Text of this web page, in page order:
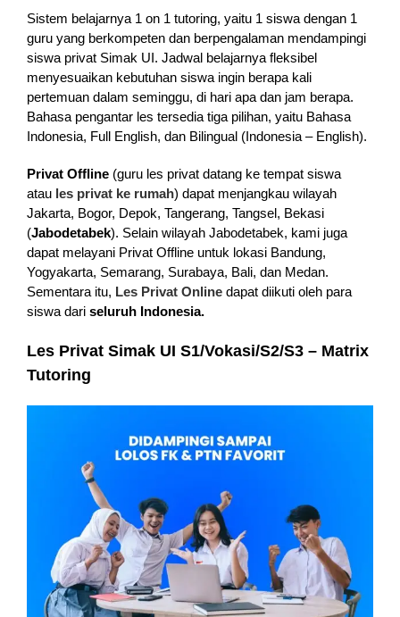
Sistem belajarnya 1 on 1 tutoring, yaitu 1 siswa dengan 1
guru yang berkompeten dan berpengalaman mendampingi
siswa privat Simak UI. Jadwal belajarnya fleksibel
menyesuaikan kebutuhan siswa ingin berapa kali
pertemuan dalam seminggu, di hari apa dan jam berapa.
Bahasa pengantar les tersedia tiga pilihan, yaitu Bahasa
Indonesia, Full English, dan Bilingual (Indonesia – English).
Privat Offline(guru les privat datang ke tempat siswa
ataules privat ke rumah) dapat menjangkau wilayah
Jakarta, Bogor, Depok, Tangerang, Tangsel, Bekasi
(Jabodetabek). Selain wilayah Jabodetabek, kami juga
dapat melayani Privat Offline untuk lokasi Bandung,
Yogyakarta, Semarang, Surabaya, Bali, dan Medan.
Sementara itu, Les Privat Onlinedapat diikuti oleh para
siswa dari seluruh Indonesia.
Les Privat Simak UI S1/Vokasi/S2/S3 – Matrix
Tutoring